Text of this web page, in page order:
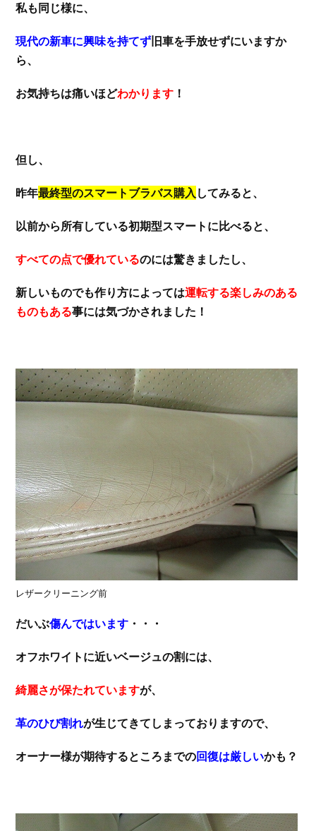
私も同じ様に、
現代の新車に興味を持てず 旧車を手放せずにいますか
ら、
お気持ちは痛いほどわかります ！
但し、
昨年最終型のスマートブラバス購入 してみると、
以前から所有している初期型スマートに比べると、
すべての点で優れているのには驚きましたし、
新しいものでも作り方によっては運転する楽しみのある
ものもある事には気づかされました！
レザークリーニング前
だいぶ傷んではいます ・・・
オフホワイトに近いベージュの割には、
綺麗さが保たれていますが、
革のひび割れが生じてきてしまっておりますので、
オーナー様が期待するところまでの回復は厳しいかも？